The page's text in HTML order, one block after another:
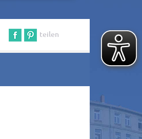
teilen